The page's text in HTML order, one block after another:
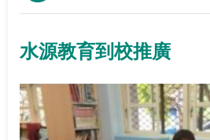
水源教育到校推廣